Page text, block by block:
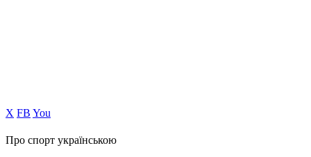
Х FB You
Про спорт українською